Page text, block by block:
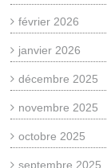
février 2026
janvier 2026
décembre 2025
novembre 2025
octobre 2025
septembre 2025